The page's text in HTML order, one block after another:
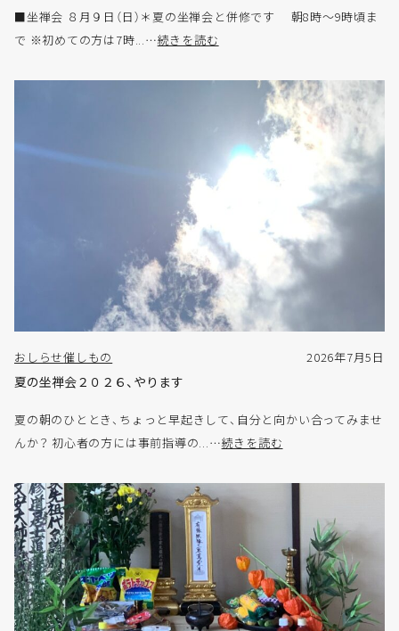
■坐禅会 ８月９日（日）＊夏の坐禅会と併修です 朝8時～9時頃ま
で ※初めての方は7時...…続きを読む
おしらせ催しもの 2026年7月5日
夏の坐禅会２０２６、やります
夏の朝のひととき、ちょっと早起きして、自分と向かい合ってみませ
んか？ 初心者の方には事前指導の...…続きを読む